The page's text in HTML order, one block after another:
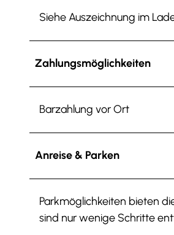
Siehe Auszeichnung im
Zahlungsmöglichkeiten
Barzahlung vor Ort
Anreise & Parken
Parkmöglichkeiten bieten
sind nur wenige Schritte